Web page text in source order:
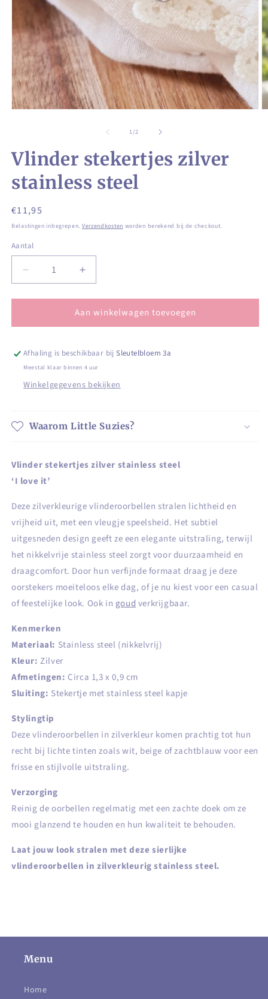
modaal
1/van
2
Vlinder stekertjes zilver
stainless steel
Normale
prijs
€11,95
Belastingen inbegrepen. Verzendkosten worden berekend bij de checkout.
Aantal
Aantal
Aantal
verlagen
voor
stekertjes
stainless
steel
Aantal
verhogen
voor
Vlinder
stekertjes
stainless
steel
Aan winkelwagen toevoegen
Afhaling is beschikbaar bijSleutelbloem 3a
Meestal klaar binnen 4 uur
Winkelgegevens bekijken
Waarom Little Suzies?
Vlinder stekertjes zilver stainless steel
‘I love it’
Deze zilverkleurige vlinderoorbellen stralen lichtheid en
vrijheid uit, met een vleugje speelsheid. Het subtiel
uitgesneden design geeft ze een elegante uitstraling, terwijl
het nikkelvrije stainless steel zorgt voor duurzaamheid en
draagcomfort. Door hun verfijnde formaat draag je deze
oorstekers moeiteloos elke dag, of je nu kiest voor een casual
of feestelijke look. Ook in goudverkrijgbaar.
Kenmerken
Materiaal: Stainless steel (nikkelvrij)
Kleur: Zilver
Afmetingen: Circa 1,3 x 0,9 cm
Sluiting: Stekertje met stainless steel kapje
Stylingtip
Deze vlinderoorbellen in zilverkleur komen prachtig tot hun
recht bij lichte tinten zoals wit, beige of zachtblauw voor een
frisse en stijlvolle uitstraling.
Verzorging
Reinig de oorbellen regelmatig met een zachte doek om ze
mooi glanzend te houden en hun kwaliteit te behouden.
Laat jouw look stralen met deze sierlijke
vlinderoorbellen in zilverkleurig stainless steel.
Menu
Home